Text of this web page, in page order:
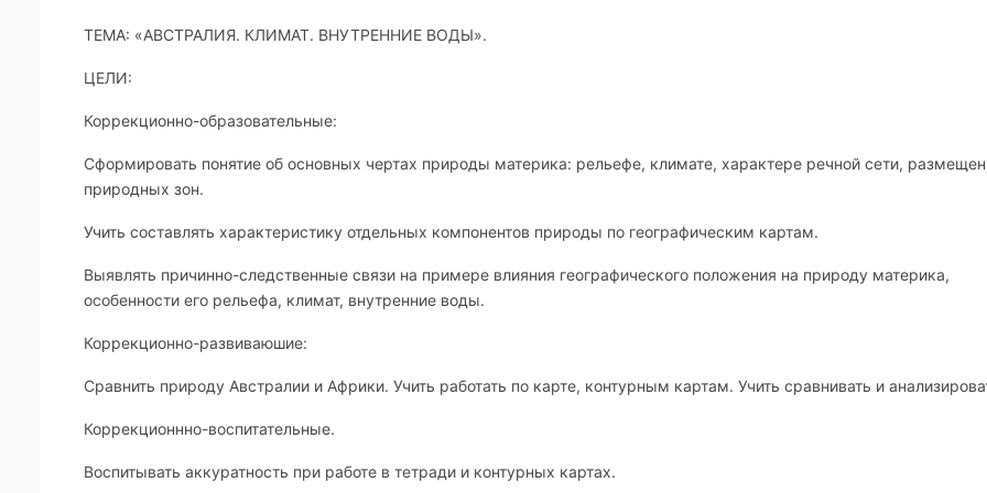
ТЕМА: «АВСТРАЛИЯ. КЛИМАТ. ВНУТРЕННИЕ ВОДЫ».
ЦЕЛИ:
Коррекционно-образовательные:
Сформировать понятие об основных чертах природы материка: рельефе, климате, характере речной сети,
природных зон.
Учить составлять характеристику отдельных компонентов природы по географическим картам.
Выявлять причинно-следственные связи на примере влияния географического положения на природу материка,
особенности его рельефа, климат, внутренние воды.
Коррекционно-развиваюшие:
Сравнить природу Австралии и Африки. Учить работать по карте, контурным картам. Учить сравнивать и
Коррекционнно-воспитательные.
Воспитывать аккуратность при работе в тетради и контурных картах.